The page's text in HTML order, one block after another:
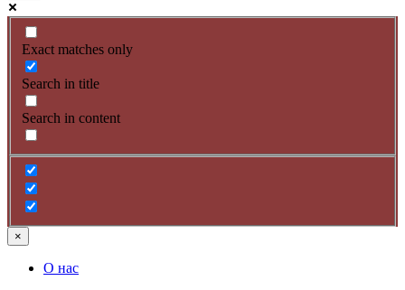
Exact matches only
Search in title
Search in content
×
О нас